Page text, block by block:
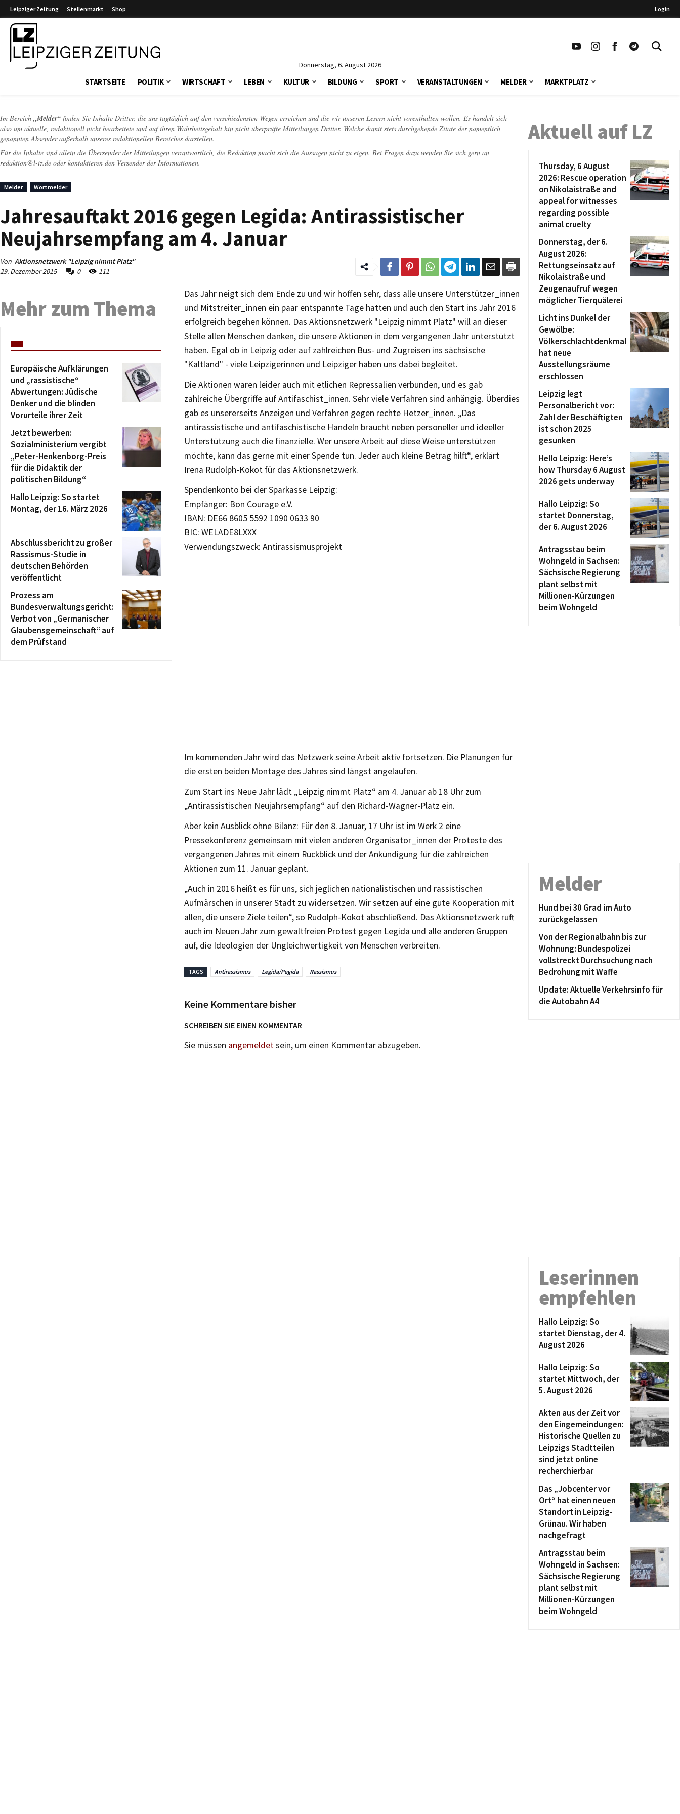
Leipziger Zeitung Stellenmarkt Shop Login
Donnerstag, 6. August 2026
STARTSEITE POLITIK WIRTSCHAFT LEBEN KULTUR BILDUNG SPORT VERANSTALTUNGEN MELDER MARKTPLATZ
Im Bereich „Melder“ finden Sie Inhalte Dritter, die uns tagtäglich auf den verschiedensten Wegen erreichen und die wir unseren Lesern nicht vorenthalten wollen. Es handelt sich
also um aktuelle, redaktionell nicht bearbeitete und auf ihren Wahrheitsgehalt hin nicht überprüfte Mitteilungen Dritter. Welche damit stets durchgehende Zitate der namentlich
genannten Absender außerhalb unseres redaktionellen Bereiches darstellen.
Für die Inhalte sind allein die Übersender der Mitteilungen verantwortlich, die Redaktion macht sich die Aussagen nicht zu eigen. Bei Fragen dazu wenden Sie sich gern an
redaktion@l-iz.de oder kontaktieren den Versender der Informationen.
Melder Wortmelder
Jahresauftakt 2016 gegen Legida: Antirassistischer
Neujahrsempfang am 4. Januar
Von Aktionsnetzwerk "Leipzig nimmt Platz"
29. Dezember 2015
0 111
Das Jahr neigt sich dem Ende zu und wir hoffen sehr, dass alle unsere Unterstützer_innen
und Mitstreiter_innen ein paar entspannte Tage hatten und auch den Start ins Jahr 2016
erfolgreich begehen können. Das Aktionsnetzwerk "Leipzig nimmt Platz" will an dieser
Stelle allen Menschen danken, die unsere Aktionen in dem vergangenen Jahr unterstützt
haben. Egal ob in Leipzig oder auf zahlreichen Bus- und Zugreisen ins sächsische
"Kaltland" - viele Leipzigerinnen und Leipziger haben uns dabei begleitet.
Die Aktionen waren leider auch mit etlichen Repressalien verbunden, und es gab
zahlreiche Übergriffe auf Antifaschist_innen. Sehr viele Verfahren sind anhängig. Überdies
gab es unsererseits Anzeigen und Verfahren gegen rechte Hetzer_innen. „Das
antirassistische und antifaschistische Handeln braucht neben personeller und ideeller
Unterstützung auch die finanzielle. Wer unsere Arbeit auf diese Weise unterstützen
möchte, kann das gerne mit einer Spende tun. Jeder auch kleine Betrag hilft“, erklärt
Irena Rudolph-Kokot für das Aktionsnetzwerk.
Spendenkonto bei der Sparkasse Leipzig:
Empfänger: Bon Courage e.V.
IBAN: DE66 8605 5592 1090 0633 90
BIC: WELADE8LXXX
Verwendungszweck: Antirassismusprojekt
Im kommenden Jahr wird das Netzwerk seine Arbeit aktiv fortsetzen. Die Planungen für
die ersten beiden Montage des Jahres sind längst angelaufen.
Zum Start ins Neue Jahr lädt „Leipzig nimmt Platz“ am 4. Januar ab 18 Uhr zum
„Antirassistischen Neujahrsempfang“ auf den Richard-Wagner-Platz ein.
Aber kein Ausblick ohne Bilanz: Für den 8. Januar, 17 Uhr ist im Werk 2 eine
Pressekonferenz gemeinsam mit vielen anderen Organisator_innen der Proteste des
vergangenen Jahres mit einem Rückblick und der Ankündigung für die zahlreichen
Aktionen zum 11. Januar geplant.
„Auch in 2016 heißt es für uns, sich jeglichen nationalistischen und rassistischen
Aufmärschen in unserer Stadt zu widersetzen. Wir setzen auf eine gute Kooperation mit
allen, die unsere Ziele teilen“, so Rudolph-Kokot abschließend. Das Aktionsnetzwerk ruft
auch im Neuen Jahr zum gewaltfreien Protest gegen Legida und alle anderen Gruppen
auf, die Ideologien der Ungleichwertigkeit von Menschen verbreiten.
TAGS Antirassismus Legida/Pegida Rassismus
Keine Kommentare bisher
SCHREIBEN SIE EINEN KOMMENTAR
Sie müssen angemeldetsein, um einen Kommentar abzugeben.
Mehr zum Thema
Europäische Aufklärungen
und „rassistische“
Abwertungen: Jüdische
Denker und die blinden
Vorurteile ihrer Zeit
Jetzt bewerben:
Sozialministerium vergibt
„Peter-Henkenborg-Preis
für die Didaktik der
politischen Bildung“
Hallo Leipzig: So startet
Montag, der 16. März 2026
Abschlussbericht zu großer
Rassismus-Studie in
deutschen Behörden
veröffentlicht
Prozess am
Bundesverwaltungsgericht:
Verbot von „Germanischer
Glaubensgemeinschaft“ auf
dem Prüfstand
Aktuell auf LZ
Thursday, 6 August
2026: Rescue operation
on Nikolaistraße and
appeal for witnesses
regarding possible
animal cruelty
Donnerstag, der 6.
August 2026:
Rettungseinsatz auf
Nikolaistraße und
Zeugenaufruf wegen
möglicher Tierquälerei
Licht ins Dunkel der
Gewölbe:
Völkerschlachtdenkmal
hat neue
Ausstellungsräume
erschlossen
Leipzig legt
Personalbericht vor:
Zahl der Beschäftigten
ist schon 2025
gesunken
Hello Leipzig: Here’s
how Thursday 6 August
2026 gets underway
Hallo Leipzig: So
startet Donnerstag,
der 6. August 2026
Antragsstau beim
Wohngeld in Sachsen:
Sächsische Regierung
plant selbst mit
Millionen-Kürzungen
beim Wohngeld
Melder
Hund bei 30 Grad im Auto
zurückgelassen
Von der Regionalbahn bis zur
Wohnung: Bundespolizei
vollstreckt Durchsuchung nach
Bedrohung mit Waffe
Update: Aktuelle Verkehrsinfo für
die Autobahn A4
Leserinnen
empfehlen
Hallo Leipzig: So
startet Dienstag, der 4.
August 2026
Hallo Leipzig: So
startet Mittwoch, der
5. August 2026
Akten aus der Zeit vor
den Eingemeindungen:
Historische Quellen zu
Leipzigs Stadtteilen
sind jetzt online
recherchierbar
Das „Jobcenter vor
Ort“ hat einen neuen
Standort in Leipzig-
Grünau. Wir haben
nachgefragt
Antragsstau beim
Wohngeld in Sachsen:
Sächsische Regierung
plant selbst mit
Millionen-Kürzungen
beim Wohngeld